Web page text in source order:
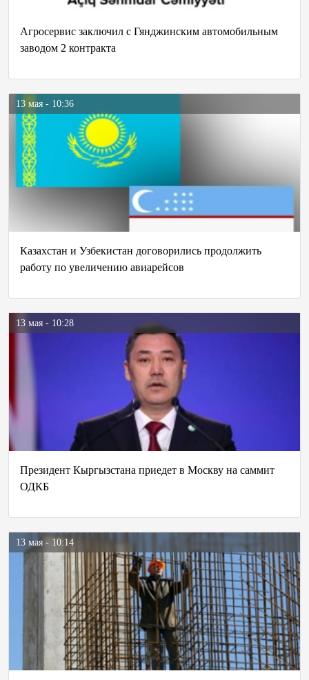
Агросервис заключил с Гянджинским автомобильным
заводом 2 контракта
13 мая - 10:36
Казахстан и Узбекистан договорились продолжить
работу по увеличению авиарейсов
13 мая - 10:28
Президент Кыргызстана приедет в Москву на саммит
ОДКБ
13 мая - 10:14